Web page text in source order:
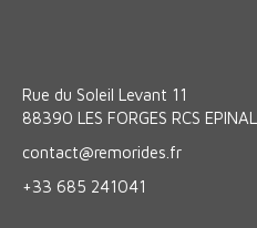
Rue du Soleil Levant 11
88390 LES FORGES RCS EPINAL
contact@remorides.fr
+33 685 241041